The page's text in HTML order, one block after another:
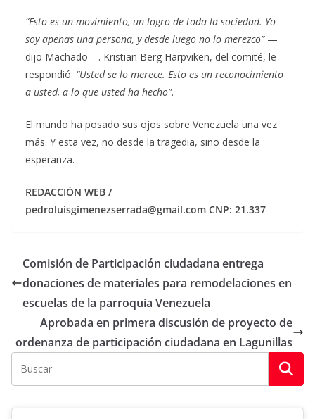
“Esto es un movimiento, un logro de toda la sociedad. Yo
soy apenas una persona, y desde luego no lo merezco”—
dijo Machado—. Kristian Berg Harpviken, del comité, le
respondió: “Usted se lo merece. Esto es un reconocimiento
a usted, a lo que usted ha hecho”.
El mundo ha posado sus ojos sobre Venezuela una vez
más. Y esta vez, no desde la tragedia, sino desde la
esperanza.
REDACCIÓN WEB /
pedroluisgimenezserrada@gmail.com CNP: 21.337
Comisión de Participación ciudadana entrega
donaciones de materiales para remodelaciones en
escuelas de la parroquia Venezuela
Aprobada en primera discusión de proyecto de
ordenanza de participación ciudadana en Lagunillas